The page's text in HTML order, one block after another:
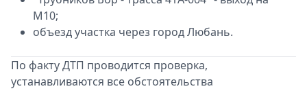
М10;
объезд участка через город Любань.
По факту ДТП проводится проверка,
устанавливаются все обстоятельства